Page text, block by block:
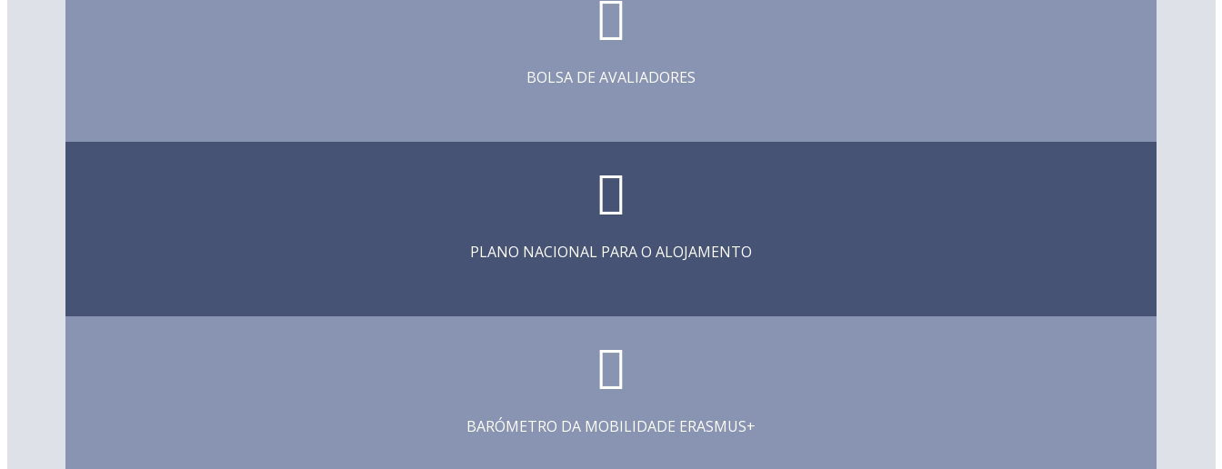
BOLSA DE AVALIADORES
PLANO NACIONAL PARA O ALOJAMENTO
BARÓMETRO DA MOBILIDADE ERASMUS+